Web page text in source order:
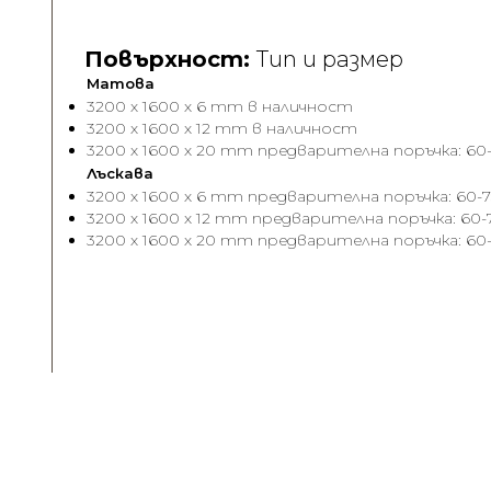
Повърхност:Тип и размер
Матова
3200 x 1600 x 6 mm в наличност
3200 x 1600 x 12 mm в наличност
3200 x 1600 x 20 mm предварителна поръчка:
Лъскава
3200 x 1600 x 6 mm предварителна поръчка: 60-
3200 x 1600 x 12 mm предварителна поръчка: 60-
3200 x 1600 x 20 mm предварителна поръчка: